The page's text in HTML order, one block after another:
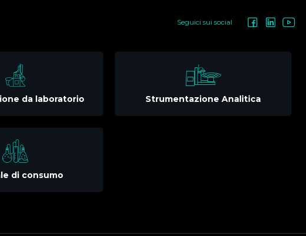
Seguici sui social
da laboratorio Strumentazione Analitica
di consumo